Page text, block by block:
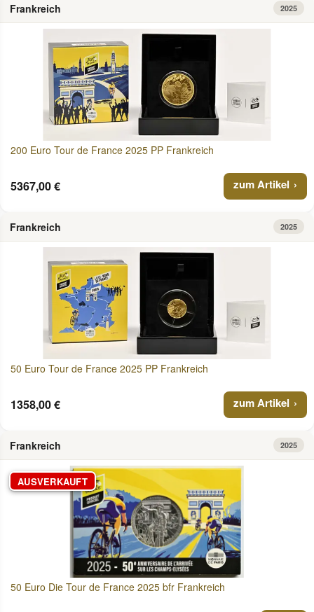
Frankreich 2025
200 Euro Tour de France 2025 PP Frankreich
5367,00 € zum Artikel
Frankreich 2025
50 Euro Tour de France 2025 PP Frankreich
1358,00 € zum Artikel
Frankreich 2025
AUSVERKAUFT
50 Euro Die Tour de France 2025 bfr Frankreich